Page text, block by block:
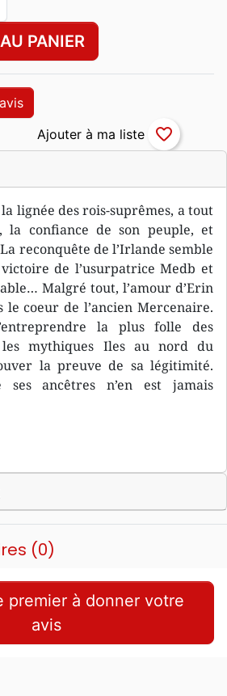
lignée des rois-suprêmes, a tout
la confiance de son peuple, et
reconquête de l’Irlande semble
victoire de l’usurpatrice Medb et
Malgré tout, l’amour d’Erin
coeur de l’ancien Mercenaire.
la plus folle des
les mythiques Iles au nord du
la preuve de sa légitimité.
ses ancêtres n’en est jamais
PANIER
favorite_border
(0)
avis